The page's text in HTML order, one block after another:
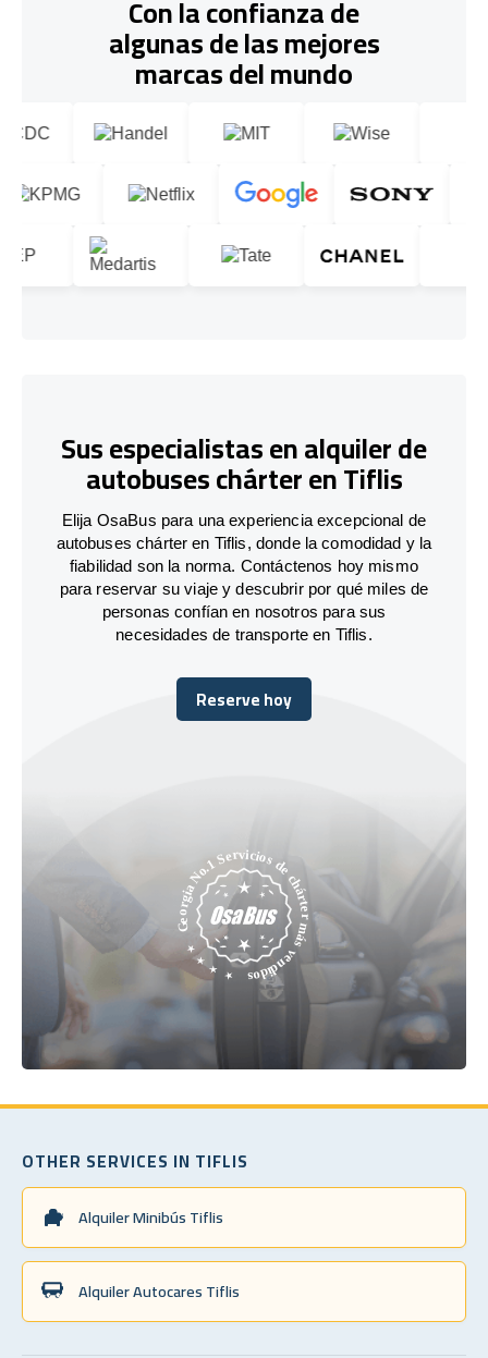
Con la confianza de
algunas de las mejores
marcas del mundo
Sus especialistas en alquiler de
autobuses chárter en Tiflis
Elija OsaBus para una experiencia excepcional de
autobuses chárter en Tiflis, donde la comodidad y la
fiabilidad son la norma. Contáctenos hoy mismo
para reservar su viaje y descubrir por qué miles de
personas confían en nosotros para sus
necesidades de transporte en Tiflis.
Reserve hoy
Reserve hoy
OTHER SERVICES IN TIFLIS
Alquiler Minibús Tiflis
Alquiler Autocares Tiflis